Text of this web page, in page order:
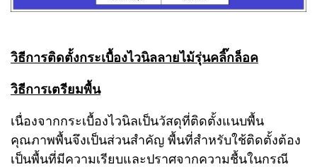
วิธีการติดตั้งกระเบื้องไวนิลลายไม้รุ่นคลิ๊กล็อค
วิธีการเตรียมพื้น
เนื่องจากกระเบื้องไวนิลเป็นวัสดุที่ติดตั้งแนบพื้น
คุณภาพพื้นจึงเป็นส่วนสำคัญ พื้นที่สำหรับใช้ติดตั้งต้อง
เป็นพื้นที่มีความเรียบและปราศจากความชื้นในกรณี